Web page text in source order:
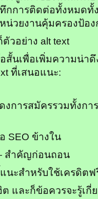
กการติดต่อทั้งหมดทั้
น่วยงานคุ้มครองป้อ
วอย่าง alt text
สั้นเพื่อเพิ่มความน่า
ที่เสนอแนะ:
งการสมัครรวมทั้งกา
SEO ข้างใน
สำคัญก่อนถอน
นะสำหรับใช้เครดิตฟ
และก็ข้อควรจะรู้เกี่